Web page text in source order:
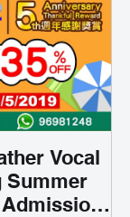
Vocal
Summer